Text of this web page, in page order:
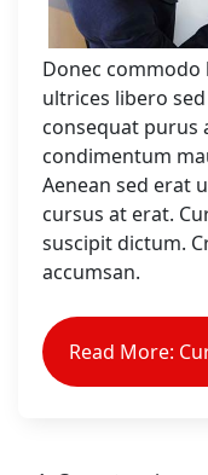
Donec
ultrices libero
consequat purus
condimentum
Aenean sed erat
cursus at erat.
suscipit dictum.
accumsan.
Read More: